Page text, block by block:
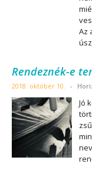
Az
Rendeznék-e
2018. október 10. -
Jó